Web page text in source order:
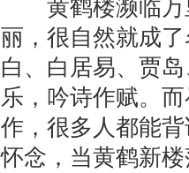
黄鹤楼濒临万
丽，很自然就成
白、白居易、贾
乐，吟诗作赋。
作，很多人都能
怀念，当黄鹤新